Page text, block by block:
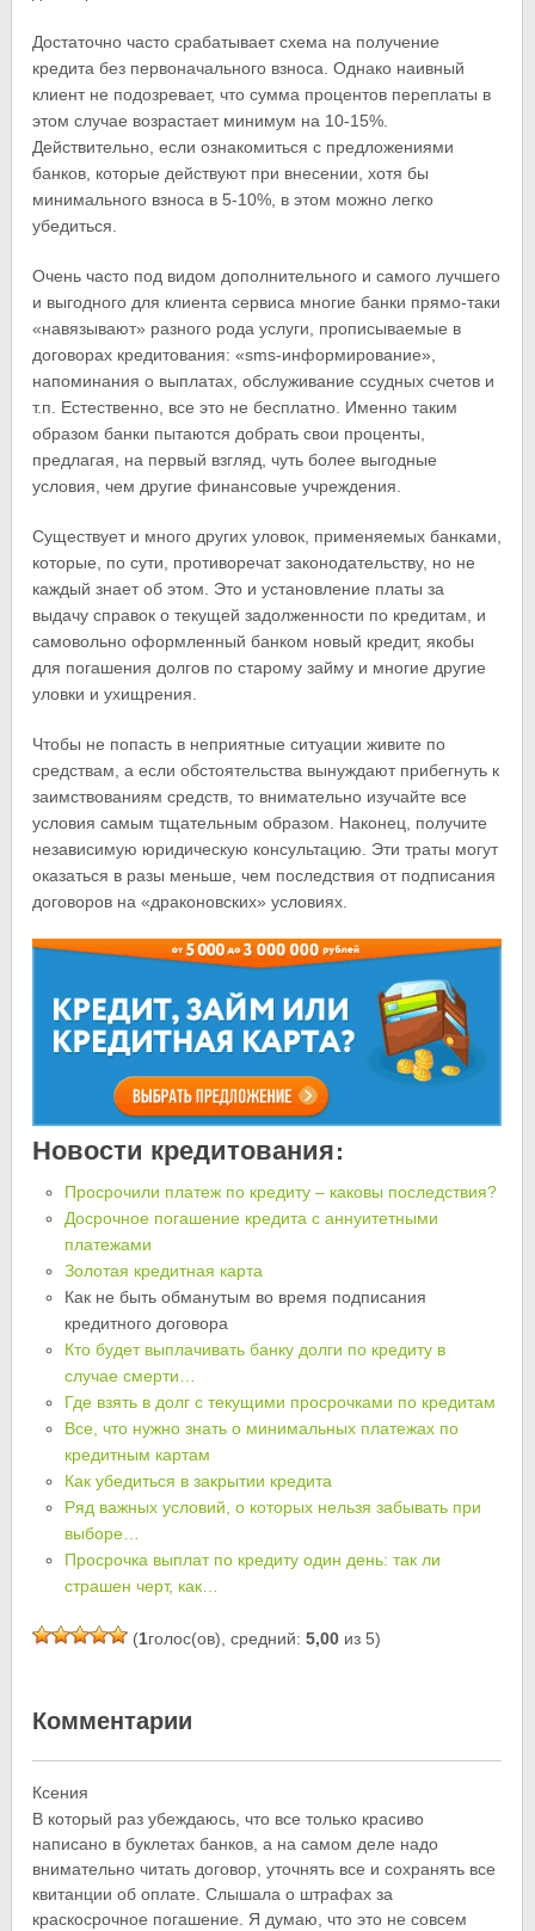
Достаточно часто срабатывает схема на получение
кредита без первоначального взноса. Однако наивный
клиент не подозревает, что сумма процентов переплаты в
этом случае возрастает минимум на 10-15%.
Действительно, если ознакомиться с предложениями
банков, которые действуют при внесении, хотя бы
минимального взноса в 5-10%, в этом можно легко
убедиться.
Очень часто под видом дополнительного и самого лучшего
и выгодного для клиента сервиса многие банки прямо-таки
«навязывают» разного рода услуги, прописываемые в
договорах кредитования: «sms-информирование»,
напоминания о выплатах, обслуживание ссудных счетов и
т.п. Естественно, все это не бесплатно. Именно таким
образом банки пытаются добрать свои проценты,
предлагая, на первый взгляд, чуть более выгодные
условия, чем другие финансовые учреждения.
Существует и много других уловок, применяемых банками,
которые, по сути, противоречат законодательству, но не
каждый знает об этом. Это и установление платы за
выдачу справок о текущей задолженности по кредитам, и
самовольно оформленный банком новый кредит, якобы
для погашения долгов по старому займу и многие другие
уловки и ухищрения.
Чтобы не попасть в неприятные ситуации живите по
средствам, а если обстоятельства вынуждают прибегнуть к
заимствованиям средств, то внимательно изучайте все
условия самым тщательным образом. Наконец, получите
независимую юридическую консультацию. Эти траты могут
оказаться в разы меньше, чем последствия от подписания
договоров на «драконовских» условиях.
Новости кредитования:
Просрочили платеж по кредиту – каковы последствия?
Досрочное погашение кредита с аннуитетными
платежами
Золотая кредитная карта
Как не быть обманутым во время подписания
кредитного договора
Кто будет выплачивать банку долги по кредиту в
случае смерти…
Где взять в долг с текущими просрочками по кредитам
Все, что нужно знать о минимальных платежах по
кредитным картам
Как убедиться в закрытии кредита
Ряд важных условий, о которых нельзя забывать при
выборе…
Просрочка выплат по кредиту один день: так ли
страшен черт, как…
(1голос(ов), средний:5,00 из 5)
Комментарии
Ксения
В который раз убеждаюсь, что все только красиво
написано в буклетах банков, а на самом деле надо
внимательно читать договор, уточнять все и сохранять все
квитанции об оплате. Слышала о штрафах за
краскосрочное погашение. Я думаю, что это не совсем